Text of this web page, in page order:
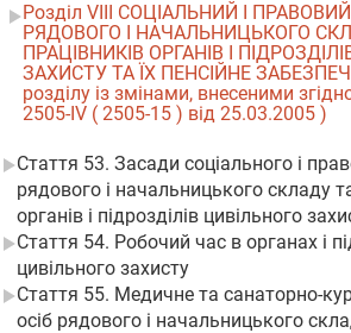
Розділ VIII СОЦІАЛЬНИЙ І
РЯДОВОГО І НАЧАЛЬНИЦЬКОГО
ПРАЦІВНИКІВ ОРГАНІВ І
ЗАХИСТУ ТА ЇХ ПЕНСІЙНЕ
розділу із змінами, внесеними
2505-IV ( 2505-15 ) від 25.03.2005 )
Стаття 53. Засади соціального і
рядового і начальницького складу
органів і підрозділів цивільного
Стаття 54. Робочий час в органах і
цивільного захисту
Стаття 55. Медичне та санаторно-
осіб рядового і начальницького